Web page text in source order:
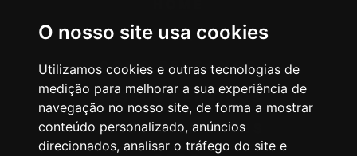
O nosso site usa cookies
Utilizamos cookies e outras tecnologias de
medição para melhorar a sua experiência de
navegação no nosso site, de forma a mostrar
conteúdo personalizado, anúncios
direcionados, analisar o tráfego do site e
AGÊNCIA
COMO PENSAMOS
NOSSOS SERVIÇOS
CASES & CLIENTES